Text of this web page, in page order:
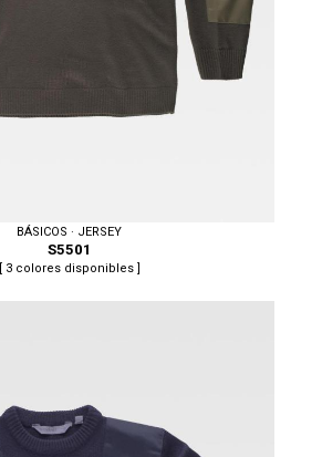
BÁSICOS · JERSEY
S5501
[ 3 colores disponibles ]